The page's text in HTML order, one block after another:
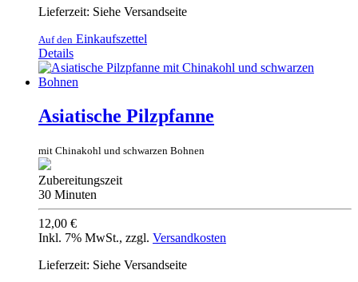
Lieferzeit: Siehe Versandseite
Auf den Einkaufszettel
Details
Asiatische Pilzpfanne
mit Chinakohl und schwarzen Bohnen
Zubereitungszeit
30 Minuten
12,00 €
Inkl. 7% MwSt., zzgl. Versandkosten
Lieferzeit: Siehe Versandseite